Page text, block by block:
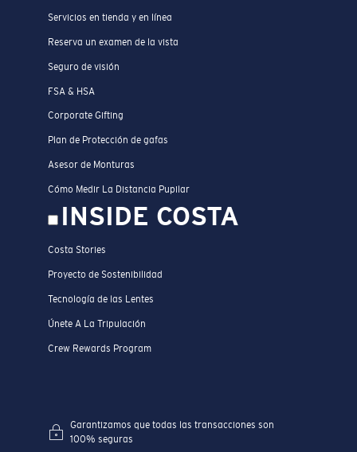
Servicios en tienda y en línea
Reserva un examen de la vista
Seguro de visión
FSA & HSA
Corporate Gifting
Plan de Protección de gafas
Asesor de Monturas
Cómo Medir La Distancia Pupilar
INSIDE COSTA
Costa Stories
Proyecto de Sostenibilidad
Tecnología de las Lentes
Únete A La Tripulación
Crew Rewards Program
Garantizamos que todas las transacciones son
100% seguras